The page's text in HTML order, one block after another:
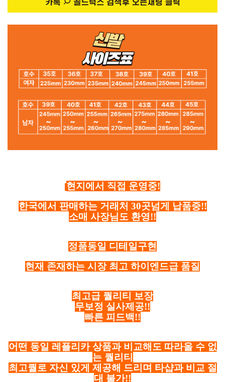
현지에서 직접 운영중!
한국에서 판매하는 거래처 30곳넘게 납품중!!
소매 사장님도 환영!!
정품동일 디테일구현
현재 존재하는 시장 최고 하이엔드급 품질
최고급 퀄리티 보장
무보정 실사제공!!
빠른 피드백!!
어떤 동일 레플리카 상품과 비교해도 따라올 수 없
는 퀄리티
최고퀄로 자신 있게 제공해 드리며 타샵과 비교 절
대 불가!!